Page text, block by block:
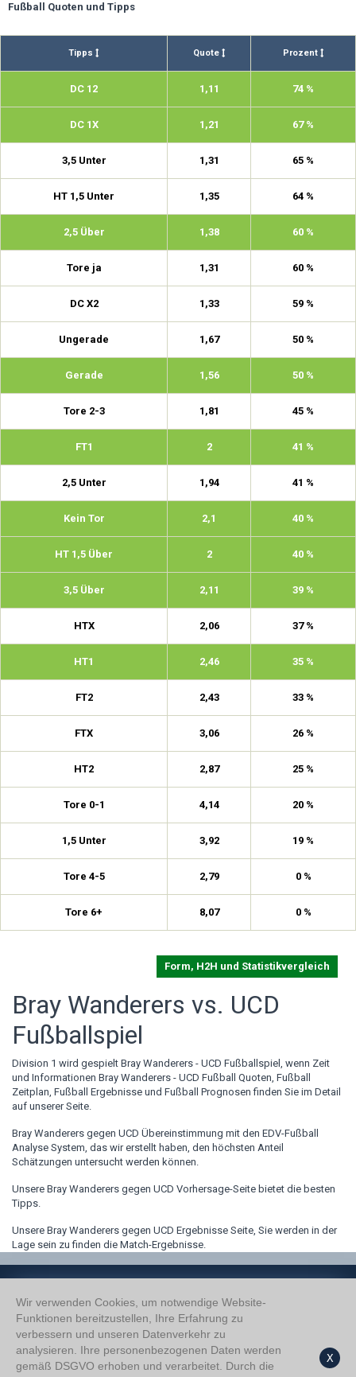
Fußball Quoten und Tipps
Tipps Quote Prozent
DC 12 1,11 74 %
DC 1X 1,21 67 %
3,5 Unter 1,31 65 %
HT 1,5 Unter 1,35 64 %
2,5 Über 1,38 60 %
Tore ja 1,31 60 %
DC X2 1,33 59 %
Ungerade 1,67 50 %
Gerade 1,56 50 %
Tore 2-3 1,81 45 %
FT1 2 41 %
2,5 Unter 1,94 41 %
Kein Tor 2,1 40 %
HT 1,5 Über 2 40 %
3,5 Über 2,11 39 %
HTX 2,06 37 %
HT1 2,46 35 %
FT2 2,43 33 %
FTX 3,06 26 %
HT2 2,87 25 %
Tore 0-1 4,14 20 %
1,5 Unter 3,92 19 %
Tore 4-5 2,79 0 %
Tore 6+ 8,07 0 %
Form, H2H und Statistikvergleich
Bray Wanderers vs. UCD
Fußballspiel
Division 1 wird gespielt Bray Wanderers - UCD Fußballspiel, wenn Zeit
und Informationen Bray Wanderers - UCD Fußball Quoten, Fußball
Zeitplan, Fußball Ergebnisse und Fußball Prognosen finden Sie im Detail
auf unserer Seite.
Bray Wanderers gegen UCD Übereinstimmung mit den EDV-Fußball
Analyse System, das wir erstellt haben, den höchsten Anteil
Schätzungen untersucht werden können.
Unsere Bray Wanderers gegen UCD Vorhersage-Seite bietet die besten
Tipps.
Unsere Bray Wanderers gegen UCD Ergebnisse Seite, Sie werden in der
Lage sein zu finden die Match-Ergebnisse.
Wir Über Uns
Datenschutzerklärung
Wir verwenden Cookies, um notwendige Website-
Funktionen bereitzustellen, Ihre Erfahrung zu
verbessern und unseren Datenverkehr zu
analysieren. Ihre personenbezogenen Daten werden
gemäß DSGVO erhoben und verarbeitet. Durch die
X